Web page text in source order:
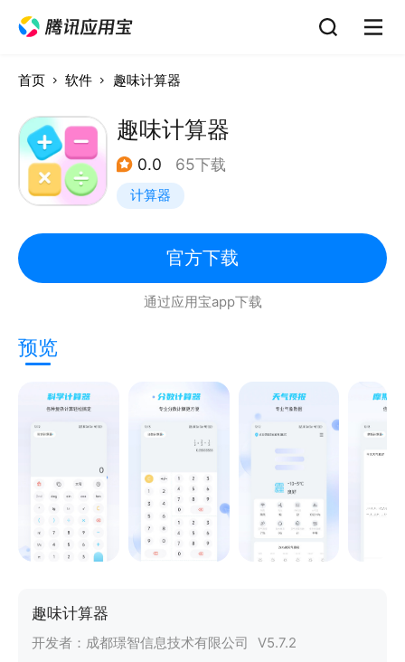
首页 软件 趣味计算器
趣味计算器
0.0 65下载
计算器
官方下载
通过应用宝app下载
预览
趣味计算器
开发者： 成都璟智信息技术有限公司 V5.7.2